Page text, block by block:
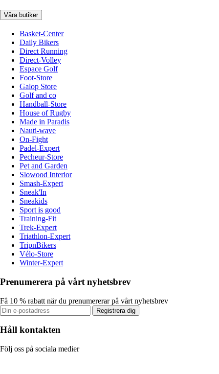
Våra butiker
Basket-Center
Daily Bikers
Direct Running
Direct-Volley
Espace Golf
Foot-Store
Galop Store
Golf and co
Handball-Store
House of Rugby
Made in Paradis
Nauti-wave
On-Fight
Padel-Expert
Pecheur-Store
Pet and Garden
Slowood Interior
Smash-Expert
Sneak'In
Sneakids
Sport is good
Training-Fit
Trek-Expert
Triathlon-Expert
TripnBikers
Vélo-Store
Winter-Expert
Prenumerera på vårt nyhetsbrev
Få 10 % rabatt när du prenumererar på vårt nyhetsbrev
Registrera dig
Håll kontakten
Följ oss på sociala medier